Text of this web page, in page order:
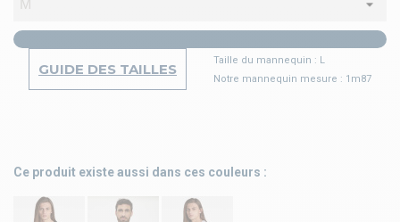
GUIDE DES TAILLES
Taille du mannequin : L
Notre mannequin mesure : 1m87
Ce produit existe aussi dans ces couleurs :